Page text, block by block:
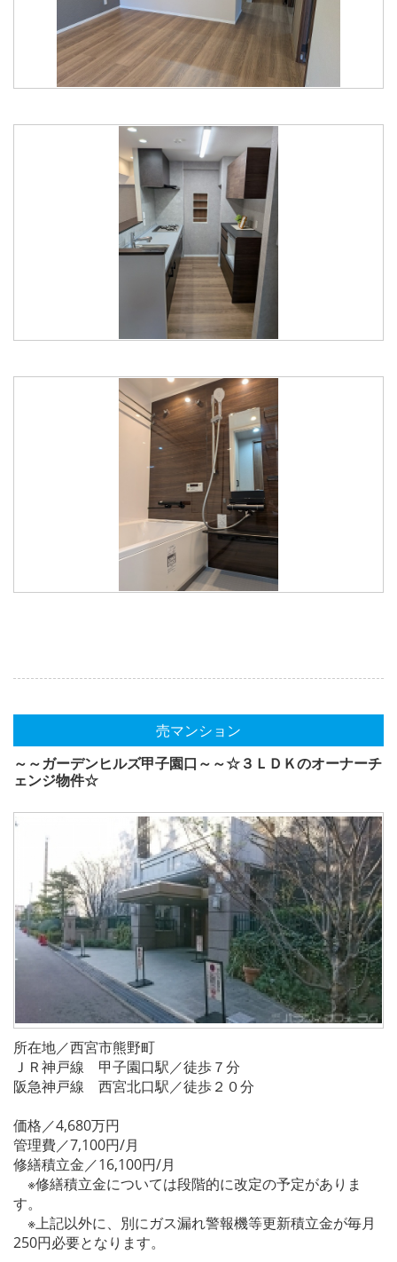
売マンション
～～ガーデンヒルズ甲子園口～～☆３ＬＤＫのオーナーチ
ェンジ物件☆
所在地／西宮市熊野町
ＪＲ神戸線 甲子園口駅／徒歩７分
阪急神戸線 西宮北口駅／徒歩２０分
価格／4,680万円
管理費／7,100円/月
修繕積立金／16,100円/月
※修繕積立金については段階的に改定の予定がありま
す。
※上記以外に、別にガス漏れ警報機等更新積立金が毎月
250円必要となります。